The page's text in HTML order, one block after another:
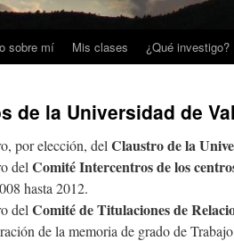
sobre mí Mis clases ¿Qué investigo?
de la Universidad de
por elección, del Claustro de la
del Comité Intercentros de los
hasta 2012.
del Comité de Titulaciones de
de la memoria de grado de